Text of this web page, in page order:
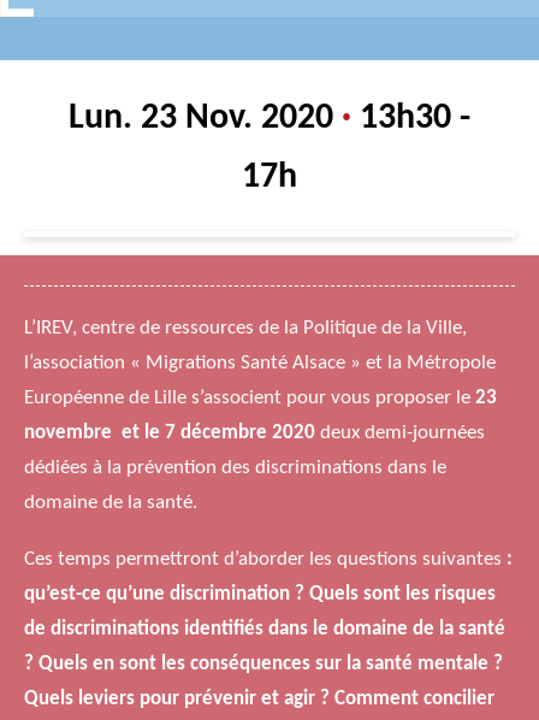
Lun. 23 Nov. 2020 · 13h30 -
17h
L’IREV, centre de ressources de la Politique de la Ville,
l’association « Migrations Santé Alsace » et la Métropole
Européenne de Lille s’associent pour vous proposer le 23
novembre et le 7 décembre 2020 deux demi-journées
dédiées à la prévention des discriminations dans le
domaine de la santé.
Ces temps permettront d’aborder les questions suivantes :
qu’est-ce qu’une discrimination ? Quels sont les risques
de discriminations identifiés dans le domaine de la santé
? Quels en sont les conséquences sur la santé mentale ?
Quels leviers pour prévenir et agir ? Comment concilier